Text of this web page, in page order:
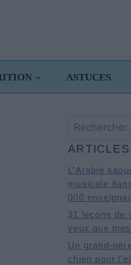
ASTUCES
Rechercher :
L’Arabie
musicale
000
31 leçons de
veux que
Un grand-
chien pour